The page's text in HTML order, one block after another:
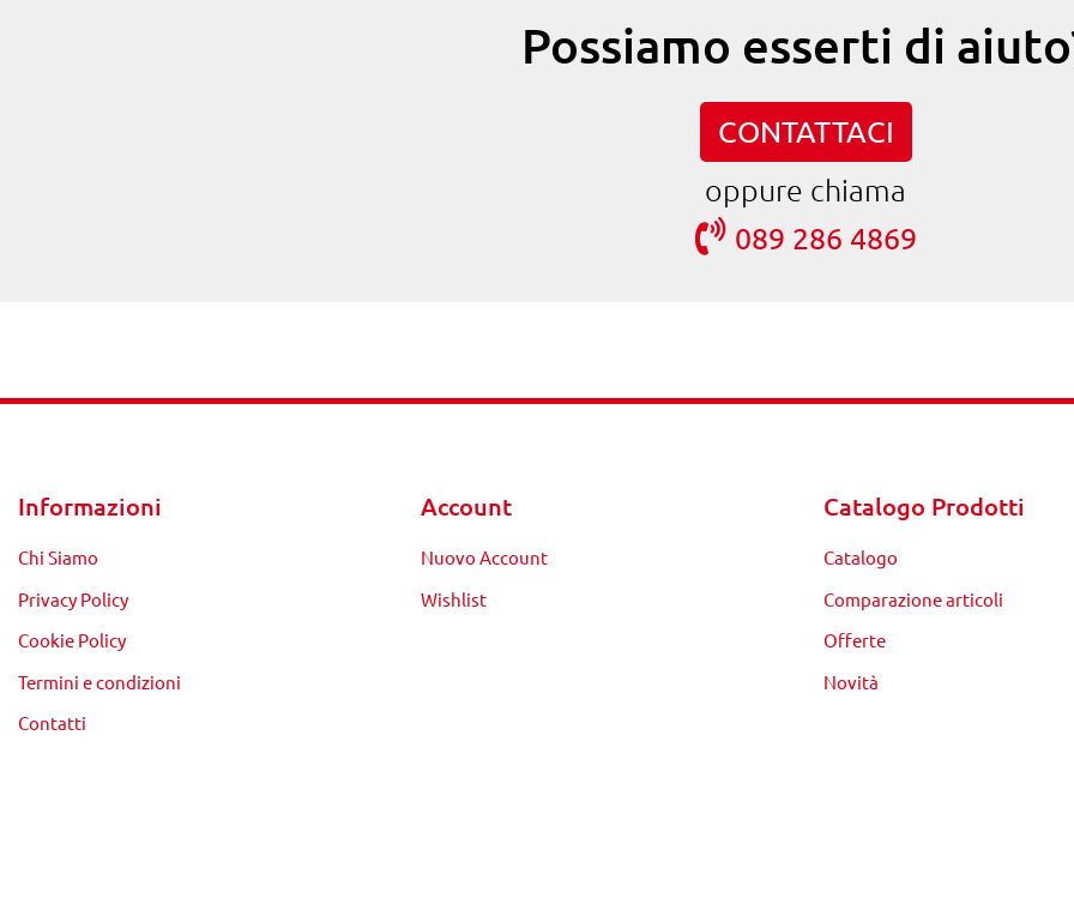
Possiamo esserti di
CONTATTACI
oppure chiama
089 286 4869
Informazioni
Chi Siamo
Privacy Policy
Cookie Policy
Termini e condizioni
Contatti
Account
Nuovo Account
Wishlist
Catalogo Prodotti
Catalogo
Comparazione articoli
Offerte
Novità